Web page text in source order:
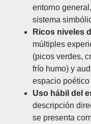
entorno
sistema
Ricos niveles
múltiples
(picos verdes,
frío humo) y
espacio
Uso hábil del
descripción
se presenta